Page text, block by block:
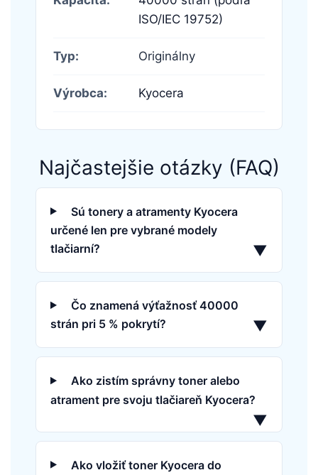
ISO/IEC 19752)
Typ: Originálny
Výrobca: Kyocera
Najčastejšie otázky (FAQ)
Sú tonery a atramenty Kyocera
určené len pre vybrané modely
tlačiarní?
▼
Čo znamená výťažnosť 40000
strán pri 5 % pokrytí?
▼
Ako zistím správny toner alebo
atrament pre svoju tlačiareň Kyocera?
▼
Ako vložiť toner Kyocera do